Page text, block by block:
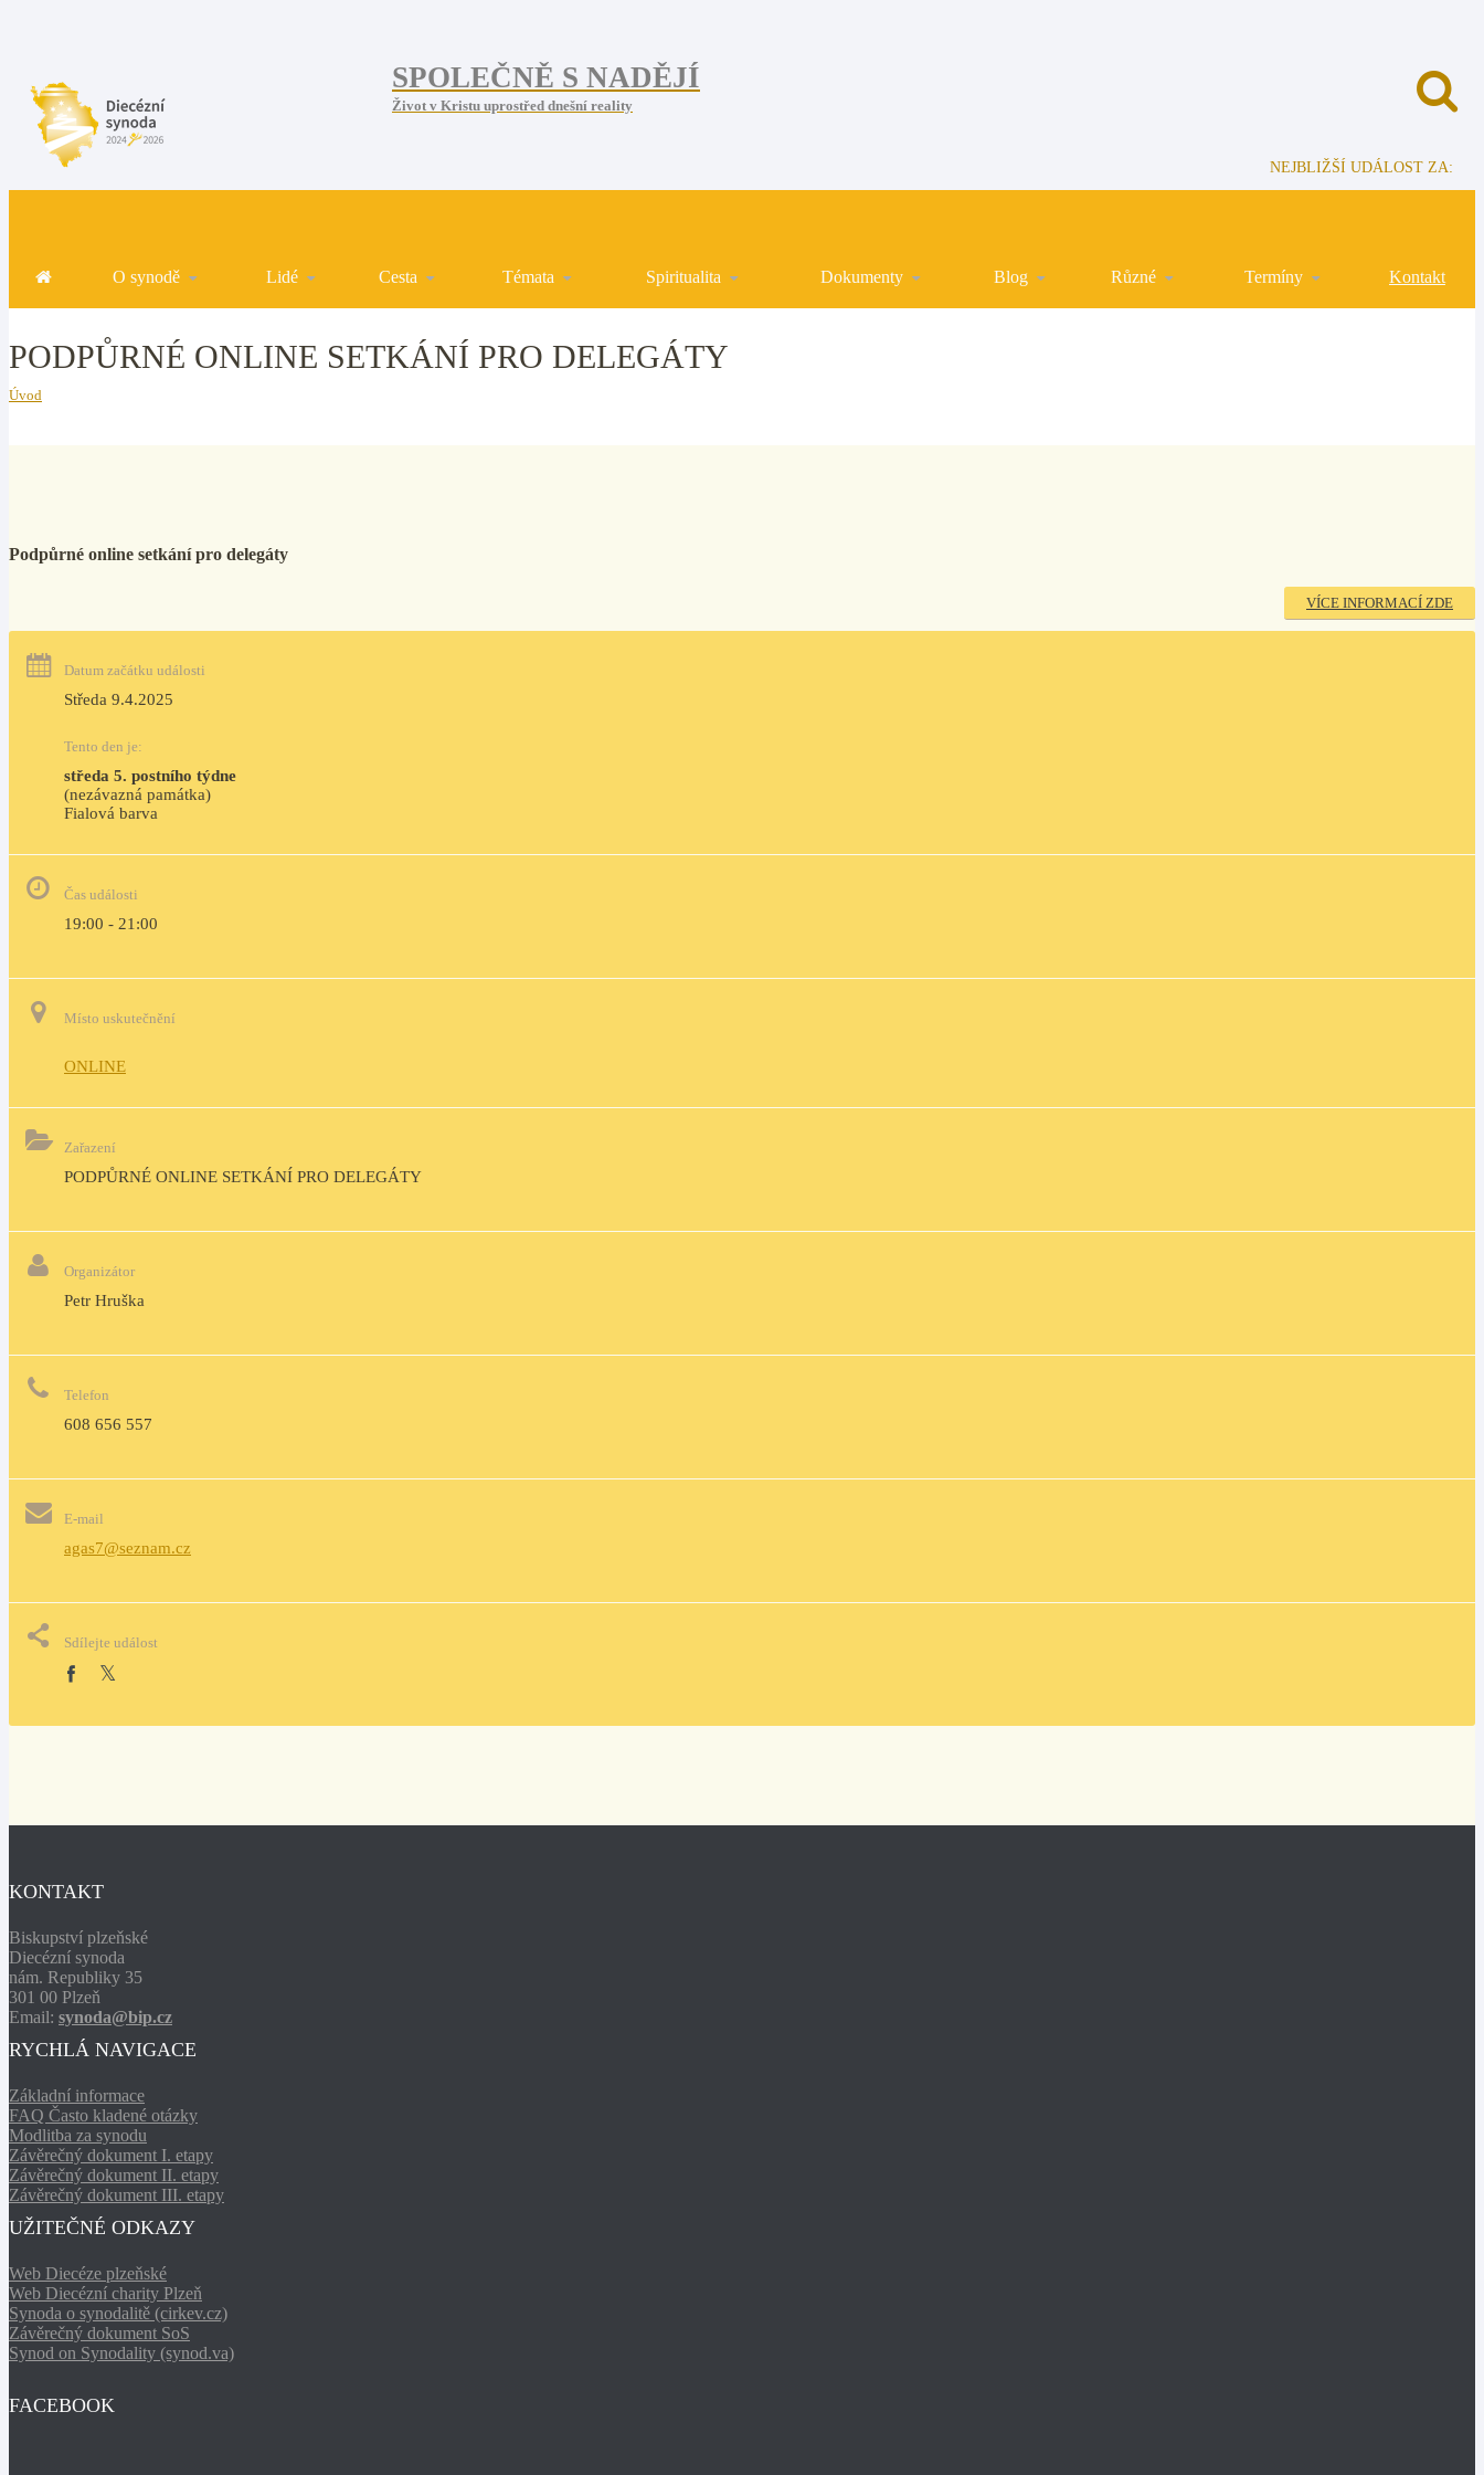
SPOLEČNĚ S NADĚJÍ
Život v Kristu uprostřed dnešní reality
NEJBLIŽŠÍ UDÁLOST ZA:
O synodě Lidé Cesta Témata Spiritualita Dokumenty Blog Různé Termíny Kontakt
PODPŮRNÉ ONLINE SETKÁNÍ PRO DELEGÁTY
Úvod
Podpůrné online setkání pro delegáty
VÍCE INFORMACÍ ZDE
Datum začátku události
Středa 9.4.2025
Tento den je:
středa 5. postního týdne
(nezávazná památka)
Fialová barva
Čas události
19:00 - 21:00
Místo uskutečnění
ONLINE
Zařazení
PODPŮRNÉ ONLINE SETKÁNÍ PRO DELEGÁTY
Organizátor
Petr Hruška
Telefon
608 656 557
E-mail
agas7@seznam.cz
Sdílejte událost
KONTAKT
Biskupství plzeňské
Diecézní synoda
nám. Republiky 35
301 00 Plzeň
Email: synoda@bip.cz
RYCHLÁ NAVIGACE
Základní informace
FAQ Často kladené otázky
Modlitba za synodu
Závěrečný dokument I. etapy
Závěrečný dokument II. etapy
Závěrečný dokument III. etapy
UŽITEČNÉ ODKAZY
Web Diecéze plzeňské
Web Diecézní charity Plzeň
Synoda o synodalitě (cirkev.cz)
Závěrečný dokument SoS
Synod on Synodality (synod.va)
FACEBOOK